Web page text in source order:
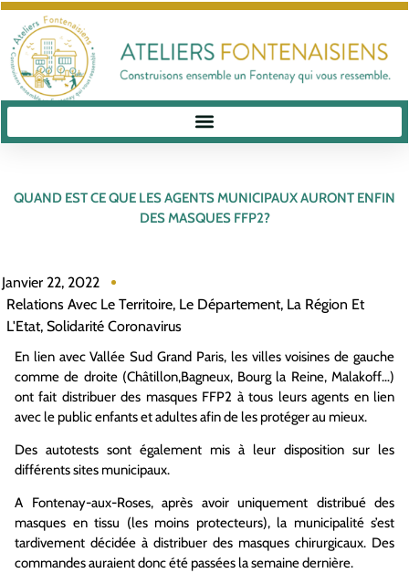
QUAND EST CE QUE LES AGENTS MUNICIPAUX AURONT ENFIN
DES MASQUES FFP2?
Janvier 22, 2022
Relations Avec Le Territoire, Le Département, La Région Et
L'Etat, Solidarité Coronavirus
En lien avec Vallée Sud Grand Paris, les villes voisines de gauche
comme de droite (Châtillon,Bagneux, Bourg la Reine, Malakoff…)
ont fait distribuer des masques FFP2 à tous leurs agents en lien
avec le public enfants et adultes afin de les protéger au mieux.
Des autotests sont également mis à leur disposition sur les
différents sites municipaux.
A Fontenay-aux-Roses, après avoir uniquement distribué des
masques en tissu (les moins protecteurs), la municipalité s’est
tardivement décidée à distribuer des masques chirurgicaux. Des
commandes auraient donc été passées la semaine dernière.